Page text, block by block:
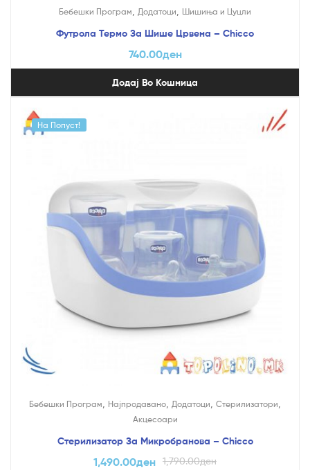
Бебешки Програм Додатоци Шишиња и Цуцли
Футрола Термо За Шише Црвена – Chicco
740.00ден
Додај Во Кошница
На Попуст!
Бебешки Програм Најпродавано Додатоци Стерилизатори
Акцесоари
Стерилизатор За Микробранова – Chicco
1,790.00ден
1,490.00ден